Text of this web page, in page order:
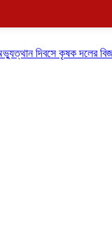
কৃষক দলের বিজয় র‍্যালি